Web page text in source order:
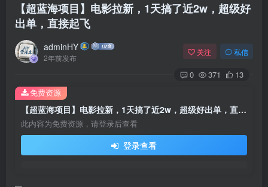
【超蓝海项目】电影拉新，1天搞了近2w，超级好
出单，直接起飞
adminHY
2年前发布
关注 私信
0 371 13
【超蓝海项目】电影拉新，1天搞了近2w，超级好出单，直接起飞
此内容为免费资源，请登录后查看
登录查看
免费资源